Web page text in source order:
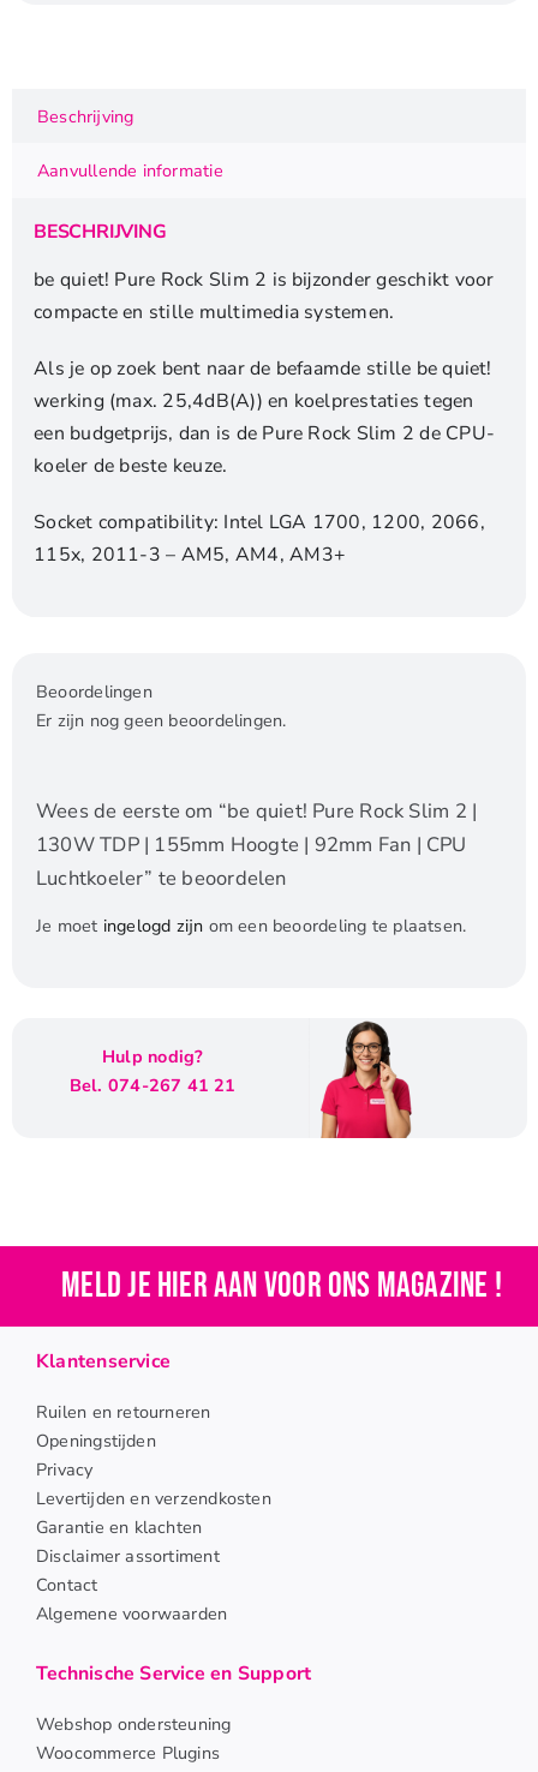
TDP
|
92mm
Fan
CPU
Luchtkoeler
aantal
Beschrijving
Aanvullende informatie
BESCHRIJVING
be quiet! Pure Rock Slim 2 is bijzonder geschikt voor
compacte en stille multimedia systemen.
Als je op zoek bent naar de befaamde stille be quiet!
werking (max. 25,4dB(A)) en koelprestaties tegen
een budgetprijs, dan is de Pure Rock Slim 2 de CPU-
koeler de beste keuze.
Socket compatibility: Intel LGA 1700, 1200, 2066,
115x, 2011-3 – AM5, AM4, AM3+
Beoordelingen
Er zijn nog geen beoordelingen.
Wees de eerste om “be quiet! Pure Rock Slim 2 |
130W TDP | 155mm Hoogte | 92mm Fan | CPU
Luchtkoeler” te beoordelen
Je moet ingelogd zijn om een beoordeling te plaatsen.
Hulp nodig?
Bel. 074-267 41 21
Meld je hier aan voor ons magazine !
Klantenservice
Ruilen en retourneren
Openingstijden
Privacy
Levertijden en verzendkosten
Garantie en klachten
Disclaimer assortiment
Contact
Algemene voorwaarden
Technische Service en Support
Webshop ondersteuning
Woocommerce Plugins